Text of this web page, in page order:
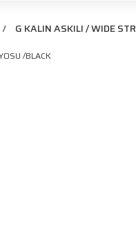
G KALIN ASKILI / WIDE